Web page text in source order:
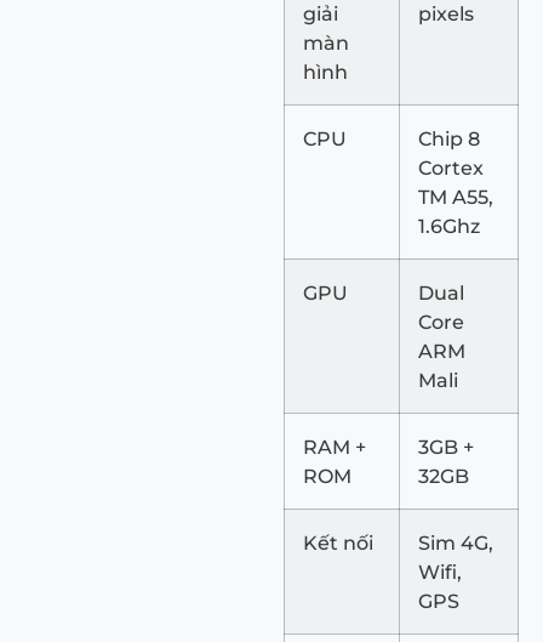
giải
màn
hình
pixels
CPU
Chip 8
Cortex
TM A55,
1.6Ghz
GPU
Dual
Core
ARM
Mali
RAM +
ROM
3GB +
32GB
Kết nối
Sim 4G,
Wifi,
GPS